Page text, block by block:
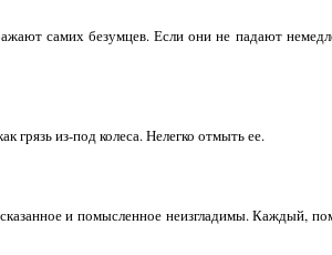
самих безумцев. Если они не падают
из-под колеса. Нелегко отмыть ее.
и помысленное неизгладимы. Каждый,